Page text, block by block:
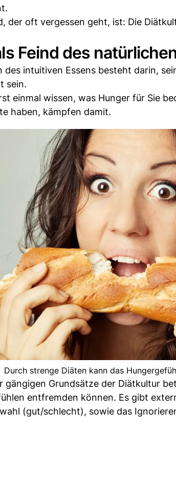
der oft vergessen geht, ist: Die
Feind des
des intuitiven Essens besteht darin,
sein.
einmal wissen, was Hunger für Sie
haben, kämpfen damit.
Durch strenge Diäten kann das
gängigen Grundsätze der Diätkultur
entfremden können. Es gibt
(gut/schlecht), sowie das